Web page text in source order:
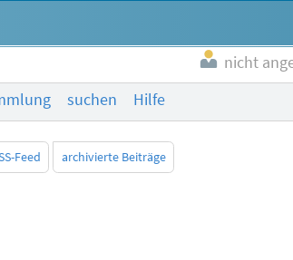
nicht
suchen Hilfe
Feed archivierte Beiträge